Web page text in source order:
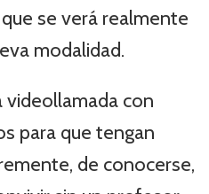
se verá realmente
modalidad.
videollamada con
para que tengan
de conocerse,